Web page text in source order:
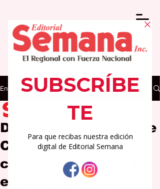
Entrada
Desarrollo Cultural de
Caguas abre
convocatoria para la
edición XLVII del